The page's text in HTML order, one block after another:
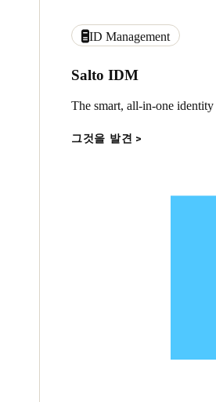
ID Management
Salto IDM
The smart, all-in-one identity
그것을 발견